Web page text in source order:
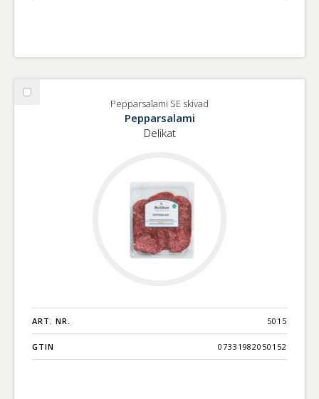
Välj
Pepparsalami SE skivad
Pepparsalami
Delikat
ART. NR. 5015
GTIN 07331982050152